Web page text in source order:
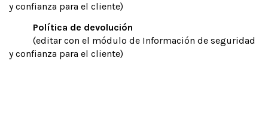
y confianza para el cliente)
Política de devolución
(editar con el módulo de Información de seguridad
y confianza para el cliente)